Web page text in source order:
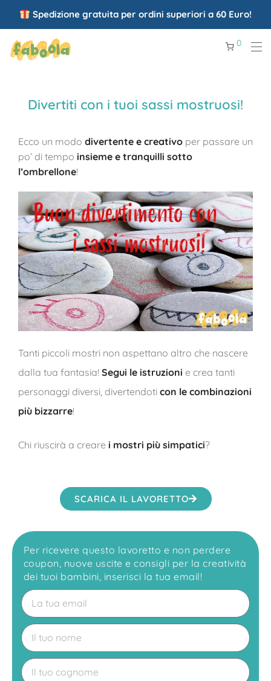
Spedizione gratuita per ordini superiori a 60 Euro!
0
Divertiti con i tuoi sassi mostruosi!
Ecco un modo divertente e creativo per passare un
po’ di tempo insieme e tranquilli sotto
l’ombrellone!
Tanti piccoli mostri non aspettano altro che nascere
dalla tua fantasia! Segui le istruzioni e crea tanti
personaggi diversi, divertendoti con le combinazioni
più bizzarre!
Chi riuscirà a creare i mostri più simpatici?
SCARICA IL LAVORETTO
Per ricevere questo lavoretto e non perdere
coupon, nuove uscite e consigli per la creatività
dei tuoi bambini, inserisci la tua email!